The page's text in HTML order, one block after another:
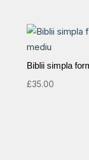
Biblii simpla
£35.00